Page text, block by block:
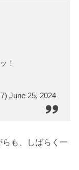
！
June 25, 2024
も、しばらく一